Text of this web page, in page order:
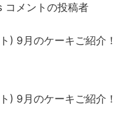
コメントの投稿者
) 9月のケーキご紹介！
) 9月のケーキご紹介！